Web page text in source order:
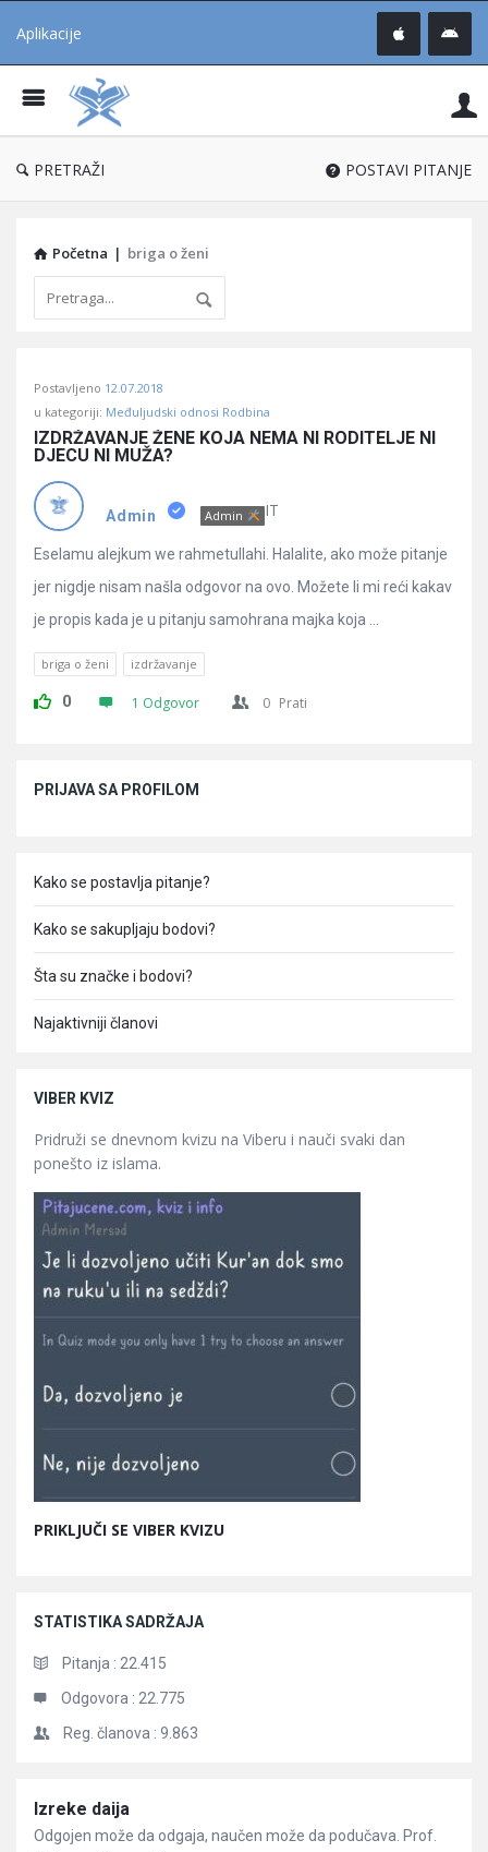
Aplikacije
®
PRETRAŽI POSTAVI PITANJE
Početna | briga o ženi
Učene
Latest
Pitanja
Postavljeno 12.07.2018
u kategoriji: Međuljudski odnosi Rodbina
IZDRŽAVANJE ŽENE KOJA NEMA NI RODITELJE NI
DJECU NI MUŽA?
Admin Admin IT
Eselamu alejkum we rahmetullahi. Halalite, ako može pitanje
jer nigdje nisam našla odgovor na ovo. Možete li mi reći kakav
je propis kada je u pitanju samohrana majka koja ...
briga o ženi izdržavanje
0 1 Odgovor 0 Prati
PRIJAVA SA PROFILOM
Kako se postavlja pitanje?
Kako se sakupljaju bodovi?
Šta su značke i bodovi?
Najaktivniji članovi
VIBER KVIZ
Pridruži se dnevnom kvizu na Viberu i nauči svaki dan
ponešto iz islama.
PRIKLJUČI SE VIBER KVIZU
STATISTIKA SADRŽAJA
Pitanja : 22.415
Odgovora : 22.775
Reg. članova : 9.863
Članci
Izreke daija
Odgojen može da odgaja, naučen može da podučava. Prof.